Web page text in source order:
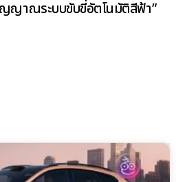
ญญาณระบบขับขี่อัตโนมัติสีฟ้า”